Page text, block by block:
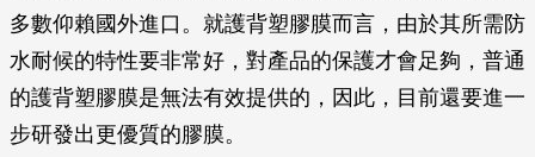
多數仰賴國外進口。就護背塑膠膜而言，由於其所需防
水耐候的特性要非常好，對產品的保護才會足夠，普通
的護背塑膠膜是無法有效提供的，因此，目前還要進一
步研發出更優質的膠膜。